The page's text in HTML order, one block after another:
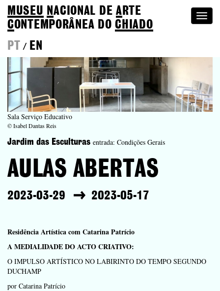
MUSEU NACIONAL DEA RTE
CONTEMPORÂNEA DOCHIADO
PT
/ EN
Sala Serviço Educativo
© Isabel Dantas Reis
Jardim das Esculturas entrada: Condições Gerais
AULAS ABERTAS
2023-03-29 2023-05-17
Residência Artística com Catarina Patrício
A MEDIALIDADE DO ACTO CRIATIVO:
O IMPULSO ARTÍSTICO NO LABIRINTO DO TEMPO SEGUNDO
DUCHAMP
por Catarina Patrício